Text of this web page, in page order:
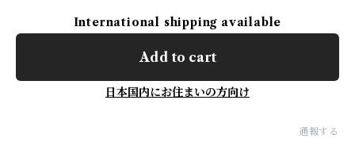
International shipping available
Add to cart
日本国内にお住まいの方向け
通報する